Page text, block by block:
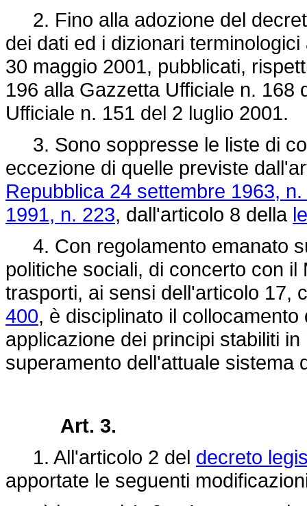
2. Fino alla adozione del
dei dati ed i dizionari
30 maggio 2001, pubblicati,
196 alla Gazzetta Ufficiale n. 168
Ufficiale n. 151 del 2 luglio 2001.
3. Sono soppresse le liste di
eccezione di quelle previste
Repubblica 24 settembre 1963,
1991, n. 223, dall'articolo 8 della
4. Con regolamento emanato
politiche sociali, di concerto con
trasporti, ai sensi dell'articolo 17,
400, è disciplinato il
applicazione dei principi stabiliti
superamento dell'attuale sistema
Art. 3.
1. All'articolo 2 del decreto
apportate le seguenti